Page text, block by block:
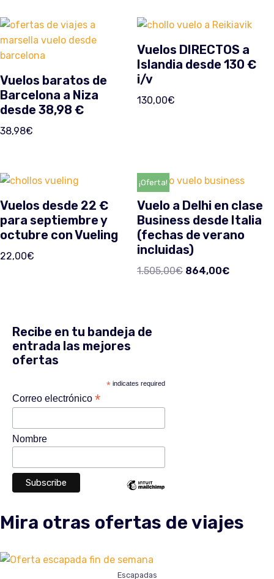
Vuelos baratos de
Barcelona a Niza
desde 38,98 €
38,98€
Vuelos DIRECTOS a
Islandia desde 130 €
i/v
130,00€
Vuelos desde 22 €
para septiembre y
octubre con Vueling
22,00€
¡Oferta!
Vuelo a Delhi en clase
Business desde Italia
(fechas de verano
incluidas)
1.505,00€ 864,00€
Recibe en tu bandeja de
entrada las mejores
ofertas
*indicates required
Correo electrónico *
Nombre
Mira otras ofertas de viajes
Escapadas